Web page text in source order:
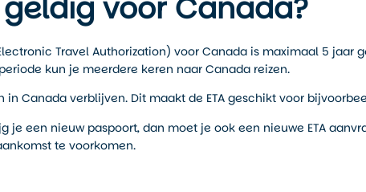
geldig voor Canada?
Travel Authorization) voor Canada is maximaal 5
kun je meerdere keren naar Canada reizen.
Canada verblijven. Dit maakt de ETA geschikt voor
je een nieuw paspoort, dan moet je ook een nieuwe ETA
te voorkomen.